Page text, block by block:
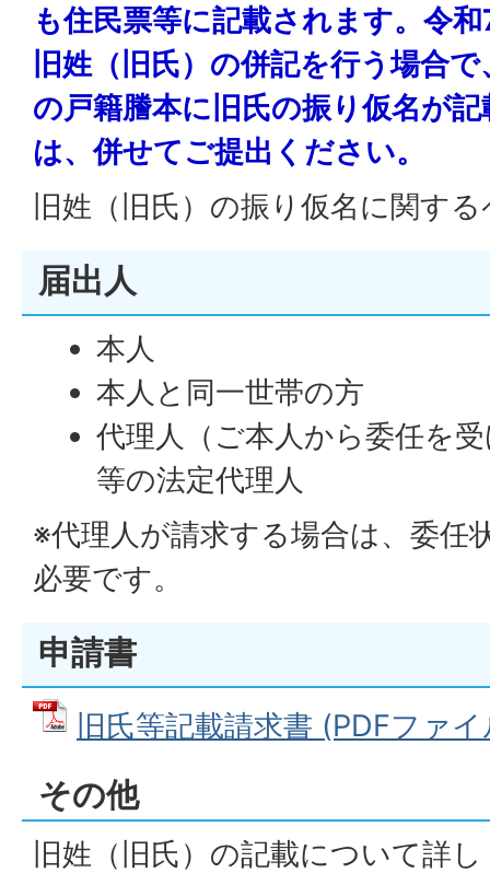
も住民票等に記載されます。令
旧姓（旧氏）の併記を行う場合
の戸籍謄本に旧氏の振り仮名が
は、併せてご提出ください。
旧姓（旧氏）の振り仮名に関す
届出人
本人
本人と同一世帯の方
代理人（ご本人から委任を
等の法定代理人
※代理人が請求する場合は、委任
必要です。
申請書
旧氏等記載請求書 (PDFファ
その他
旧姓（旧氏）の記載について詳